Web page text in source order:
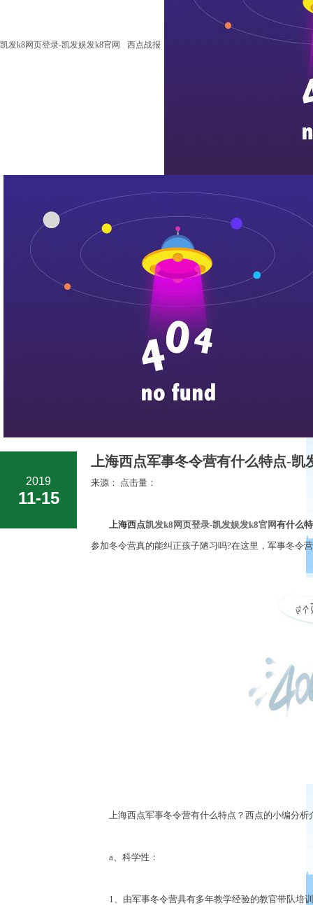
凯发k8网页登录-凯发娱发k8官网 西点战报
2019
11-15
上海西点军事冬令营有什么特点-凯
来源： 点击量：
上海西点凯发k8网页登录-凯发娱发k8官网有什么
参加冬令营真的能纠正孩子陋习吗?在这里，军事冬令
上海西点军事冬令营有什么特点？西点的小编分析
a、科学性：
1、由军事冬令营具有多年教学经验的教官带队培